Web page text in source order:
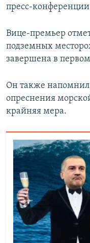
пресс-конференции
Вице-премьер
подземных
завершена в
Он также
опреснения
крайняя мера.